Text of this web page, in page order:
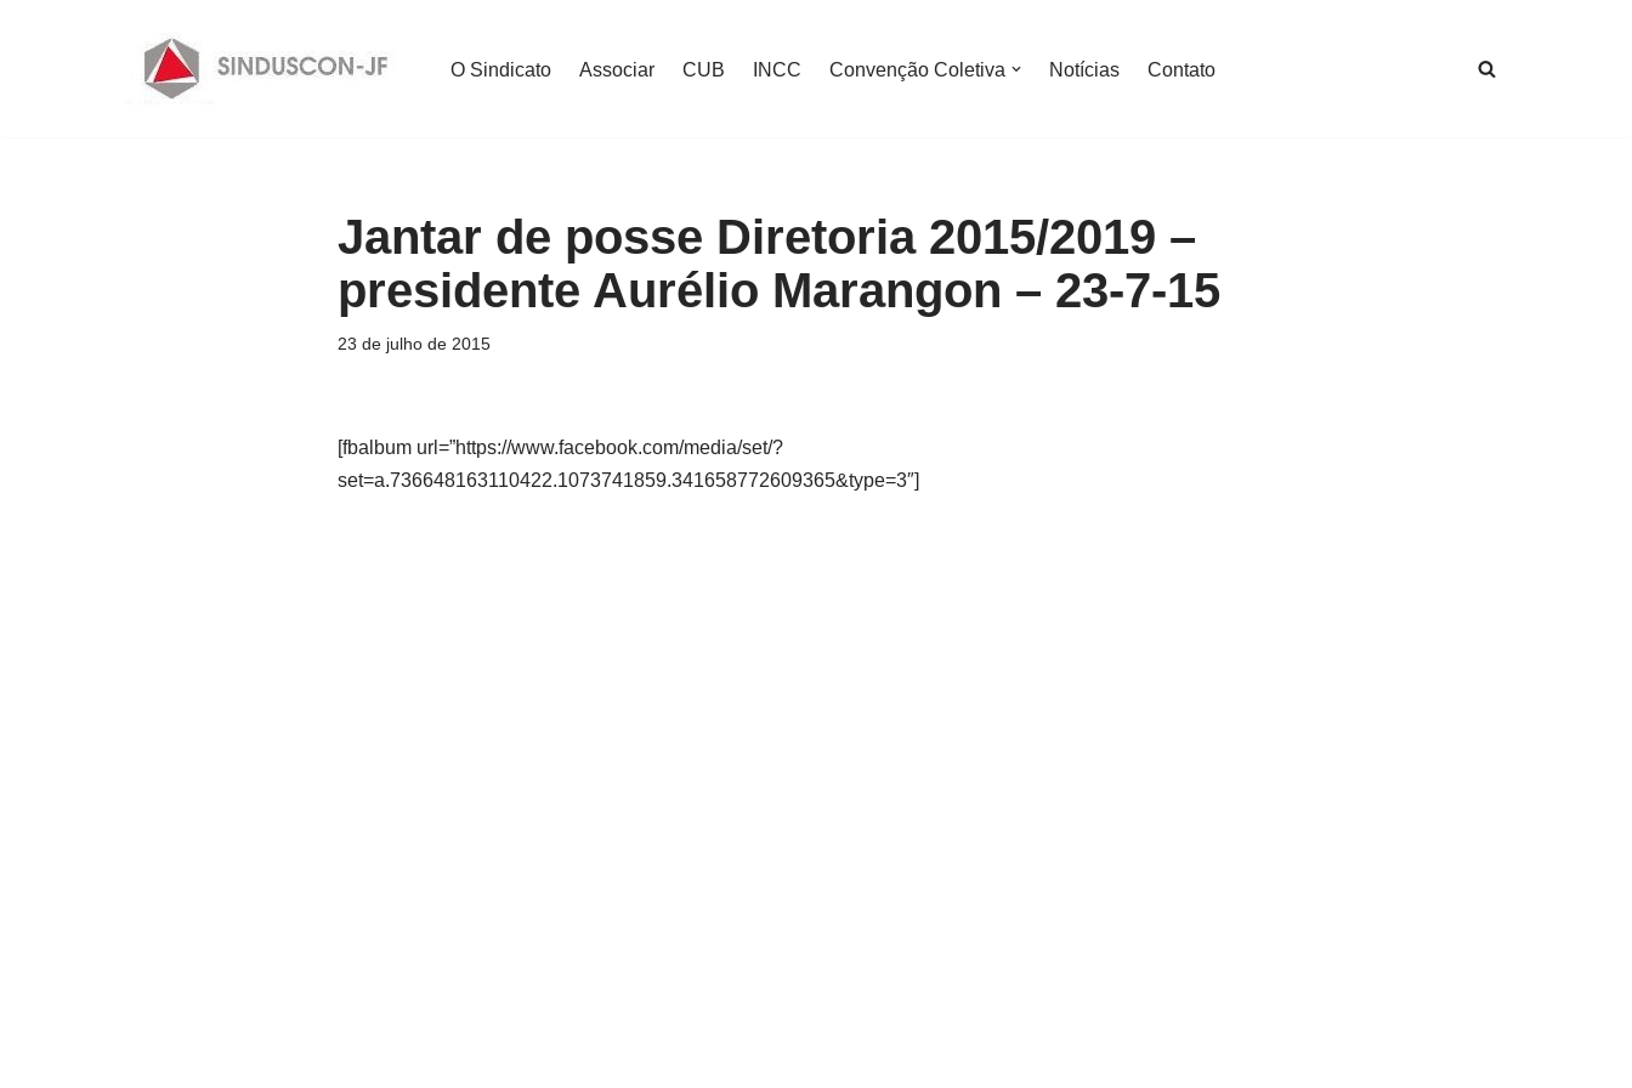
O Sindicato Associar CUB INCC Convenção Coletiva Notícias Contato
Jantar de posse Diretoria 2015/2019 –
presidente Aurélio Marangon – 23-7-15
23 de julho de 2015
[fbalbum url=”https://www.facebook.com/media/set/?
set=a.736648163110422.1073741859.341658772609365&type=3″]